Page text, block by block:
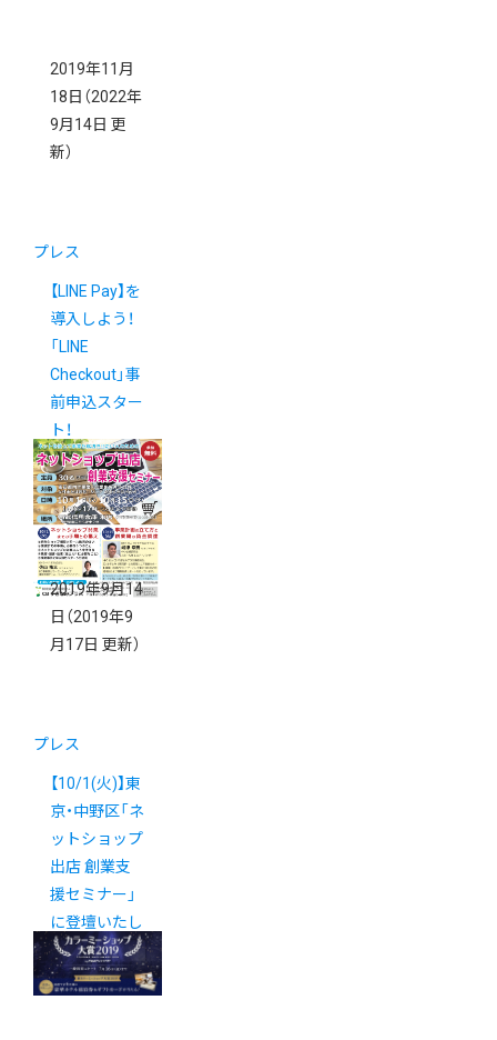
2019年11月
18日 （2022年
9月14日 更
新）
プレス
【LINE Pay】を
導入しよう！
「LINE
Checkout」事
前申込スター
ト！
2019年9月14
日 （2019年9
月17日 更新）
プレス
【10/1(火)】東
京・中野区「ネ
ットショップ
出店 創業支
援セミナー」
に登壇いたし
ます